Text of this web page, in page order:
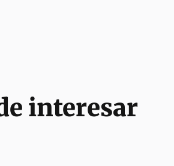
interesar